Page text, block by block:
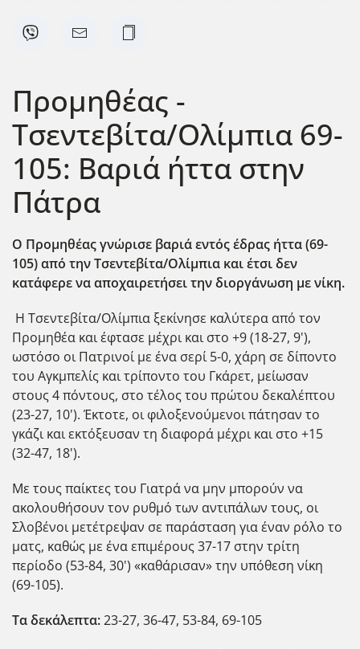
Προμηθέας -
Τσεντεβίτα/Ολίμπια 69-
105: Βαριά ήττα στην
Πάτρα
Ο Προμηθέας γνώρισε βαριά εντός έδρας ήττα (69-
105) από την Τσεντεβίτα/Ολίμπια και έτσι δεν
κατάφερε να αποχαιρετήσει την διοργάνωση με νίκη.
Η Τσεντεβίτα/Ολίμπια ξεκίνησε καλύτερα από τον
Προμηθέα και έφτασε μέχρι και στο +9 (18-27, 9'),
ωστόσο οι Πατρινοί με ένα σερί 5-0, χάρη σε δίποντο
του Αγκμπελίς και τρίποντο του Γκάρετ, μείωσαν
στους 4 πόντους, στο τέλος του πρώτου δεκαλέπτου
(23-27, 10'). Έκτοτε, οι φιλοξενούμενοι πάτησαν το
γκάζι και εκτόξευσαν τη διαφορά μέχρι και στο +15
(32-47, 18').
Με τους παίκτες του Γιατρά να μην μπορούν να
ακολουθήσουν τον ρυθμό των αντιπάλων τους, οι
Σλοβένοι μετέτρεψαν σε παράσταση για έναν ρόλο το
ματς, καθώς με ένα επιμέρους 37-17 στην τρίτη
περίοδο (53-84, 30') «καθάρισαν» την υπόθεση νίκη
(69-105).
Τα δεκάλεπτα:23-27, 36-47, 53-84, 69-105